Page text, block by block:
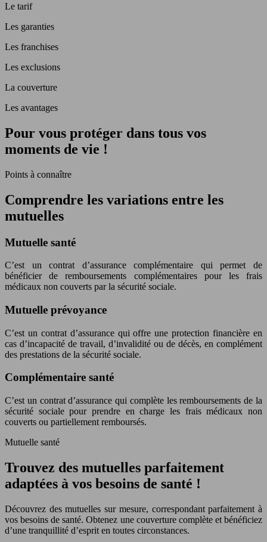
Le tarif
Les garanties
Les franchises
Les exclusions
La couverture
Les avantages
Pour vous protéger dans tous vos
moments de vie !
Points à connaître
Comprendre les variations entre les
mutuelles
Mutuelle santé
C’est un contrat d’assurance complémentaire qui permet de
bénéficier de remboursements complémentaires pour les frais
médicaux non couverts par la sécurité sociale.
Mutuelle prévoyance
C’est un contrat d’assurance qui offre une protection financière en
cas d’incapacité de travail, d’invalidité ou de décès, en complément
des prestations de la sécurité sociale.
Complémentaire santé
C’est un contrat d’assurance qui complète les remboursements de la
sécurité sociale pour prendre en charge les frais médicaux non
couverts ou partiellement remboursés.
Mutuelle santé
Trouvez des mutuelles parfaitement
adaptées à vos besoins de santé !
Découvrez des mutuelles sur mesure, correspondant parfaitement à
vos besoins de santé. Obtenez une couverture complète et bénéficiez
d’une tranquillité d’esprit en toutes circonstances.